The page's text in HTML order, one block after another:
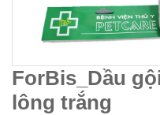
ForBis_Dầu
lông trắng